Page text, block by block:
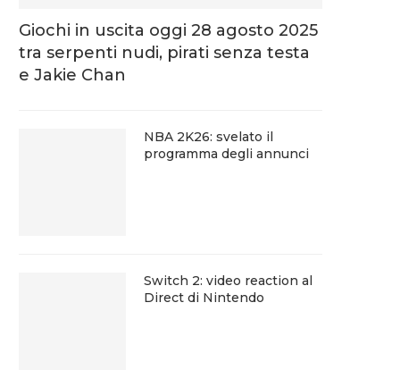
Giochi in uscita oggi 28 agosto 2025
tra serpenti nudi, pirati senza testa
e Jakie Chan
NBA 2K26: svelato il
programma degli annunci
Switch 2: video reaction al
Direct di Nintendo